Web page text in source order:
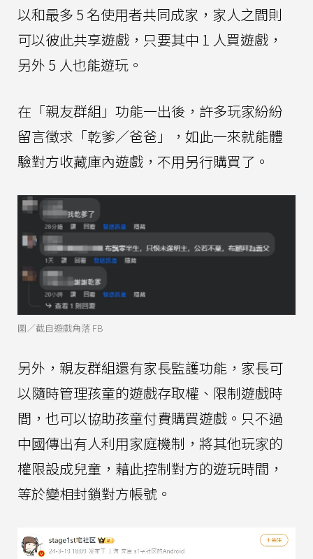
以和最多 5 名使用者共同成家，家人之間則
可以彼此共享遊戲，只要其中 1 人買遊戲，
另外 5 人也能遊玩。
在「親友群組」功能一出後，許多玩家紛紛
留言徵求「乾爹／爸爸」，如此一來就能體
驗對方收藏庫內遊戲，不用另行購買了。
圖／截自遊戲角落 FB
另外，親友群組還有家長監護功能，家長可
以隨時管理孩童的遊戲存取權、限制遊戲時
間，也可以協助孩童付費購買遊戲。只不過
中國傳出有人利用家庭機制，將其他玩家的
權限設成兒童，藉此控制對方的遊玩時間，
等於變相封鎖對方帳號。